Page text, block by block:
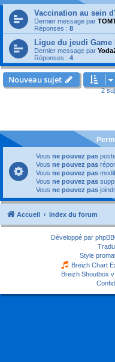
Vaccination au sein
Dernier message par
Réponses : 8
Ligue du jeudi Game
Dernier message par
Réponses : 4
Nouveau sujet
2
Vous ne pouvez pas
Vous ne pouvez pas
Vous ne pouvez pas
Vous ne pouvez pas
Vous ne pouvez pas
Accueil Index du forum
Développé par phpBB
Style
Breizh Chart
Breizh Shoutbox